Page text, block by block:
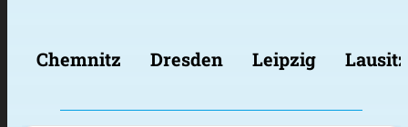
Chemnitz Dresden Leipzig Lausitz